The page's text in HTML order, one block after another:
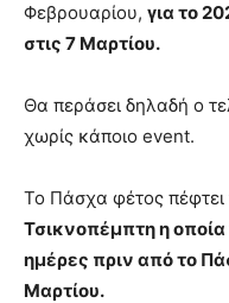
Φεβρουαρίου, για το
στις 7 Μαρτίου.
Θα περάσει δηλαδή ο
χωρίς κάποιο event.
To Πάσχα φέτος
Τσικνοπέμπτη η
ημέρες πριν από το
Μαρτίου.